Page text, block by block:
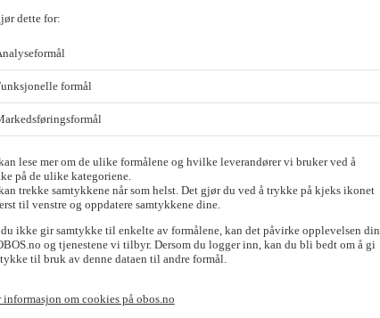
dette for:
formål
lese mer om de ulike formålene og hvilke leverandører vi bruker ved å
på de ulike kategoriene.
trekke samtykkene når som helst. Det gjør du ved å trykke på kjeks ikonet
til venstre og oppdatere samtykkene dine.
ikke gir samtykke til enkelte av formålene, kan det påvirke opplevelsen din
og tjenestene vi tilbyr. Dersom du logger inn, kan du bli bedt om å gi
til bruk av denne dataen til andre formål.
informasjon om cookies på obos.no